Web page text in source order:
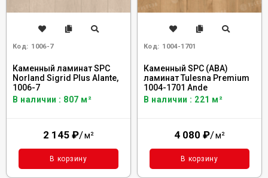
Код: 1006-7
Каменный ламинат SPC
Norland Sigrid Plus Alante,
1006-7
В наличии : 807 м²
2 145 ₽/м²
В корзину
Код: 1004-1701
Каменный SPC (ABA)
ламинат Tulesna Premium
1004-1701 Ande
В наличии : 221 м²
4 080 ₽/м²
В корзину